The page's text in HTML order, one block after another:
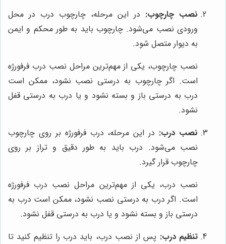
نصب چارچوب: در این مرحله، چارچوب درب در محل
ورودی نصب می‌شود. چارچوب باید به طور محکم و ایمن
به دیوار متصل شود.
نصب چارچوب، یکی از مهم‌ترین مراحل نصب درب فرفورژه
است. اگر چارچوب به درستی نصب نشود، ممکن است
درب به درستی باز و بسته نشود و یا درب به درستی قفل
نشود.
نصب درب: در این مرحله، درب فرفورژه بر روی چارچوب
نصب می‌شود. درب باید به طور دقیق و تراز بر روی
چارچوب قرار گیرد.
نصب درب، یکی از مهم‌ترین مراحل نصب درب فرفورژه
است. اگر درب به درستی نصب نشود، ممکن است درب به
درستی باز و بسته نشود و یا درب به درستی قفل نشود.
تنظیم درب: پس از نصب درب، باید درب را تنظیم کنید تا